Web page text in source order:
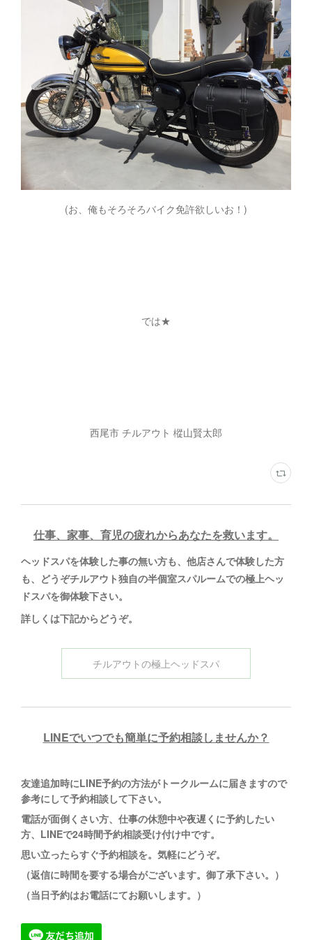
(お、俺もそろそろバイク免許欲しいお！)
では★
西尾市 チルアウト 樅山賢太郎
仕事、家事、育児の疲れからあなたを救います。
ヘッドスパを体験した事の無い方も、他店さんで体験した方
も、どうぞチルアウト独自の半個室スパルームでの極上ヘッ
ドスパを御体験下さい。
詳しくは下記からどうぞ。
チルアウトの極上ヘッドスパ
LINEでいつでも簡単に予約相談しませんか？
友達追加時にLINE予約の方法がトークルームに届きますので
参考にして予約相談して下さい。
電話が面倒くさい方、仕事の休憩中や夜遅くに予約したい
方、LINEで24時間予約相談受け付け中です。
思い立ったらすぐ予約相談を。 気軽にどうぞ。
（返信に時間を要する場合がございます。御了承下さい。）
（当日予約はお電話にてお願いします。）